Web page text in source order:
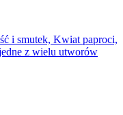
i smutek, Kwiat paproci,
z wielu utworów